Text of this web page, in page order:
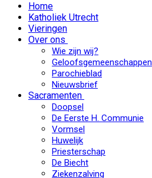
Home
Katholiek Utrecht
Vieringen
Over ons
Wie zijn wij?
Geloofsgemeenschappen
Parochieblad
Nieuwsbrief
Sacramenten
Doopsel
De Eerste H. Communie
Vormsel
Huwelijk
Priesterschap
De Biecht
Ziekenzalving